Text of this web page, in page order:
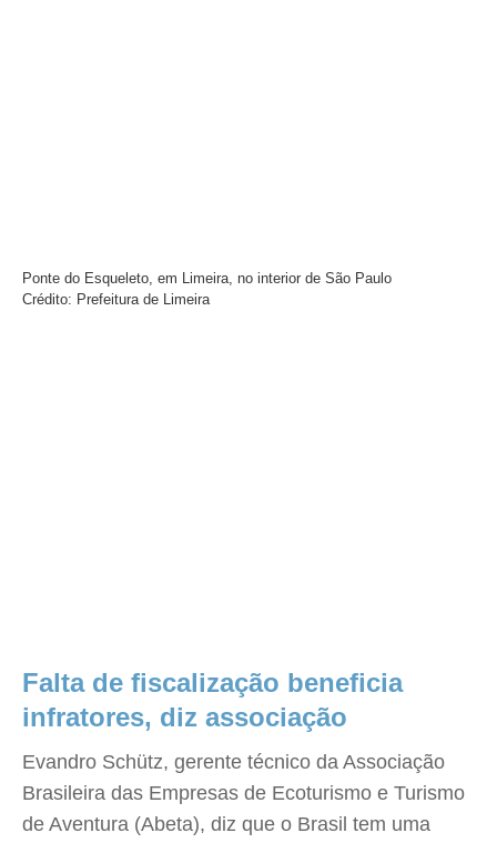
Ponte do Esqueleto, em Limeira, no interior de São Paulo
Crédito: Prefeitura de Limeira
Falta de fiscalização beneficia
infratores, diz associação
Evandro Schütz, gerente técnico da Associação
Brasileira das Empresas de Ecoturismo e Turismo
de Aventura (Abeta), diz que o Brasil tem uma